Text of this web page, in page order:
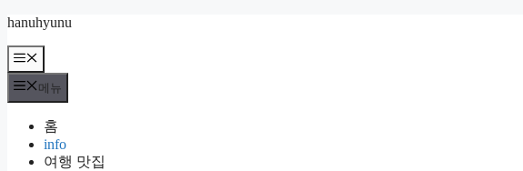
컨
츠
로
건
hanuhyunu
메
뉴
메뉴
홈
info
여행 맛집